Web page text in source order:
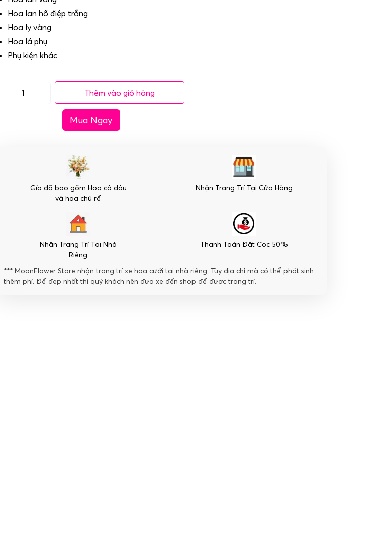
Hoa lan hồ điệp trắng
Hoa ly vàng
Hoa lá phụ
Phụ kiện khác
(SET8)
trắng-
Thêm vào giỏ hàng
Mua Ngay
Gía đã bao gồm Hoa cô dâu
và hoa chú rể
Nhận Trang Trí Tại Cửa Hàng
Nhận Trang Trí Tại Nhà
Riêng
Thanh Toán Đặt Cọc 50%
*** MoonFlower Store nhận trang trí xe hoa cưới tại nhà riêng. Tùy địa chỉ mà có thể phát sinh
thêm phí. Để đẹp nhất thì quý khách nên đưa xe đến shop để được trang trí.